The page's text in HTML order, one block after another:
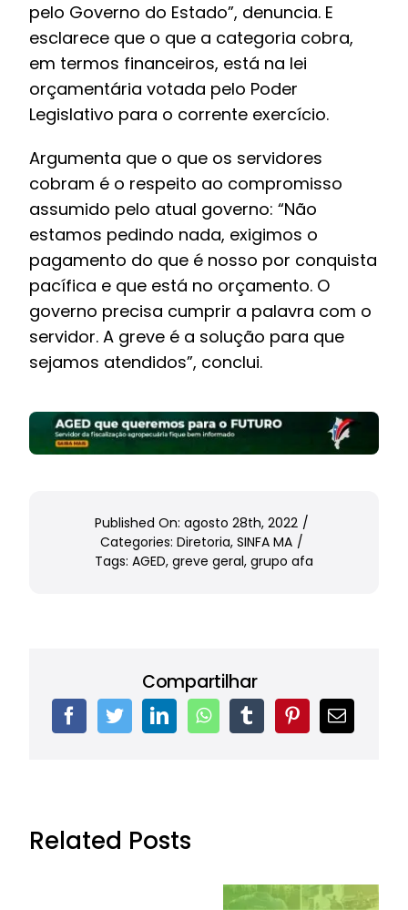
pelo Governo do Estado”, denuncia. E
esclarece que o que a categoria cobra,
em termos financeiros, está na lei
orçamentária votada pelo Poder
Legislativo para o corrente exercício.
Argumenta que o que os servidores
cobram é o respeito ao compromisso
assumido pelo atual governo: “Não
estamos pedindo nada, exigimos o
pagamento do que é nosso por conquista
pacífica e que está no orçamento. O
governo precisa cumprir a palavra com o
servidor. A greve é a solução para que
sejamos atendidos”, conclui.
Published On: agosto 28th, 2022 /
Categories: Diretoria, SINFA MA /
Tags: AGED, greve geral, grupo afa
Compartilhar
Related Posts